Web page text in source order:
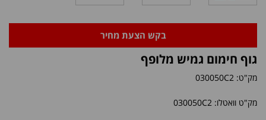
בקש הצעת מחיר
גוף חימום גמיש מלופף
מק"ט: 030050C2
מק"ט וואטלו: 030050C2